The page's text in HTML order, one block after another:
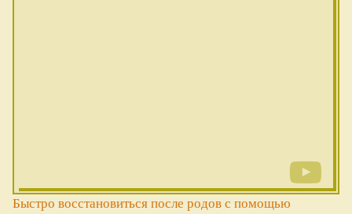
Быстро восстановиться после родов с помощью